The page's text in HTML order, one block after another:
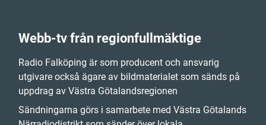
Webb-tv från regionfullmäktige
Radio Falköping är som producent och ansvarig
utgivare också ägare av bildmaterialet som sänds på
uppdrag av Västra Götalandsregionen
Sändningarna görs i samarbete med Västra Götalands